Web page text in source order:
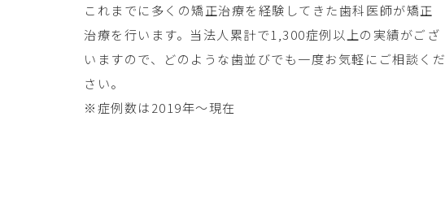
これまでに多くの矯正治療を経験してきた歯科医師が矯正
治療を行います。当法人累計で1,300症例以上の実績がござ
いますので、どのような歯並びでも一度お気軽にご相談くだ
さい。
※症例数は2019年～現在